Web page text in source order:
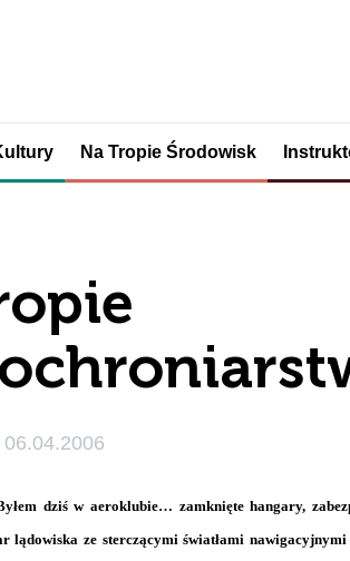
Na Tropie Środowisk
06.04.2006
dziś w aeroklubie… zamknięte hangary,
lądowiska ze sterczącymi światłami